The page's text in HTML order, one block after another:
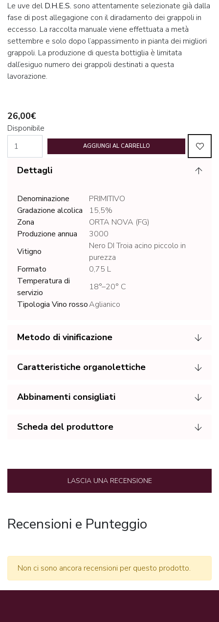
Le uve delD.H.E.S. sono attentamente selezionate già dalla
fase di post allegagione con il diradamento dei grappoli in
eccesso. La raccolta manuale viene effettuata a metà
settembre e solo dopo l’appassimento in pianta dei migliori
grappoli. La produzione di questa bottiglia è limitata
dall’esiguo numero dei grappoli destinati a questa
lavorazione.
26,00€
Disponibile
AGGIUNGI AL CARRELLO
Dettagli
Denominazione
PRIMITIVO
Gradazione alcolica
15,5%
Zona
ORTA NOVA (FG)
Produzione annua
3000
Vitigno
Nero DI Troia acino piccolo in
purezza
Formato
0,75 L
Temperatura di
servizio
18°–20° C
Tipologia Vino rossoAglianico
Metodo di vinificazione
Caratteristiche organolettiche
Abbinamenti consigliati
Scheda del produttore
LASCIA UNA RECENSIONE
Recensioni e Punteggio
Non ci sono ancora recensioni per questo prodotto.